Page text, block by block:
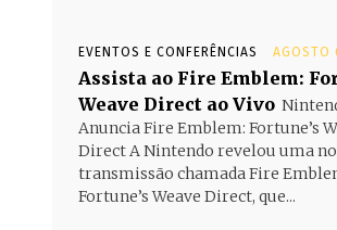
EVENTOS E CONFERÊNCIAS AGOSTO
Assista ao Fire Emblem:
Weave Direct ao Vivo
Anuncia Fire Emblem: Fortune’s
Direct A Nintendo revelou uma
transmissão chamada Fire
Fortune’s Weave Direct, que...